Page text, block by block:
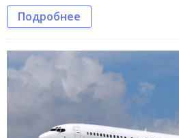
Подробнее